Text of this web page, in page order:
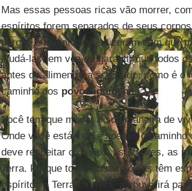
Mas essas pessoas ricas vão morrer,
espíritos forem separados de seus
porque enquanto vivos fizeram com que
ajudá-las, em vez de garantir que todos
antes de alimentar a si próprio, como é
caminho dos povos indígenas.
Você tem que mudar a sua maneira de
Onde você está indo é apenas o caminho
deve respeitar o mundo, as árvores, as
Terra. Porque todas essas coisas têm
espíritos a Terra morrerá, a chuva irá